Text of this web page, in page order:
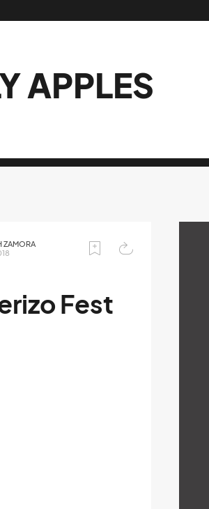
APPLES
ZAMORA
Fest